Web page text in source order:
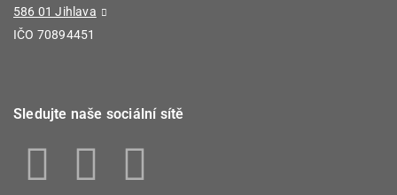
586 01 Jihlava
IČO 70894451
Sledujte naše sociální sítě